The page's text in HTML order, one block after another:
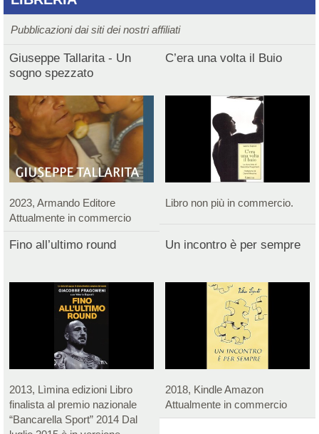
Pubblicazioni dai siti dei nostri affiliati
Giuseppe Tallarita - Un
sogno spezzato
2023, Armando Editore
Attualmente in commercio
C’era una volta il Buio
Libro non più in commercio.
Fino all’ultimo round
2013, Lìmina edizioni Libro
finalista al premio nazionale
“Bancarella Sport” 2014 Dal
Un incontro è per sempre
2018, Kindle Amazon
Attualmente in commercio